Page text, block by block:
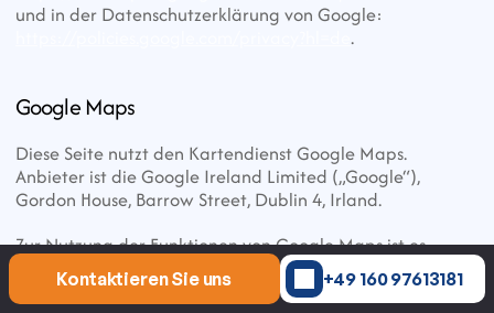
und in der Datenschutzerklärung von Google:
.
Google Maps
Diese Seite nutzt den Kartendienst Google Maps.
Anbieter ist die Google Ireland Limited („Google“),
Gordon House, Barrow Street, Dublin 4, Irland.
Zur Nutzung der Funktionen von Google Maps ist es
notwendig, Ihre IP-Adresse zu speichern. Diese
Informationen werden in der Regel an einen Server von
Kontaktieren Sie uns +49 160 97613181